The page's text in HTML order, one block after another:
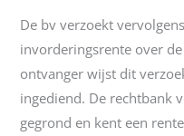
De bv verzoekt
invorderingsrente over
ontvanger wijst dit
ingediend. De rechtbank
gegrond en kent een